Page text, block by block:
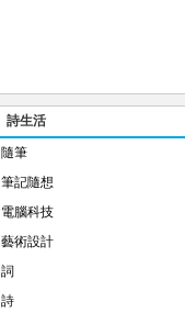
詩生活
隨筆
筆記隨想
電腦科技
藝術設計
詞
詩